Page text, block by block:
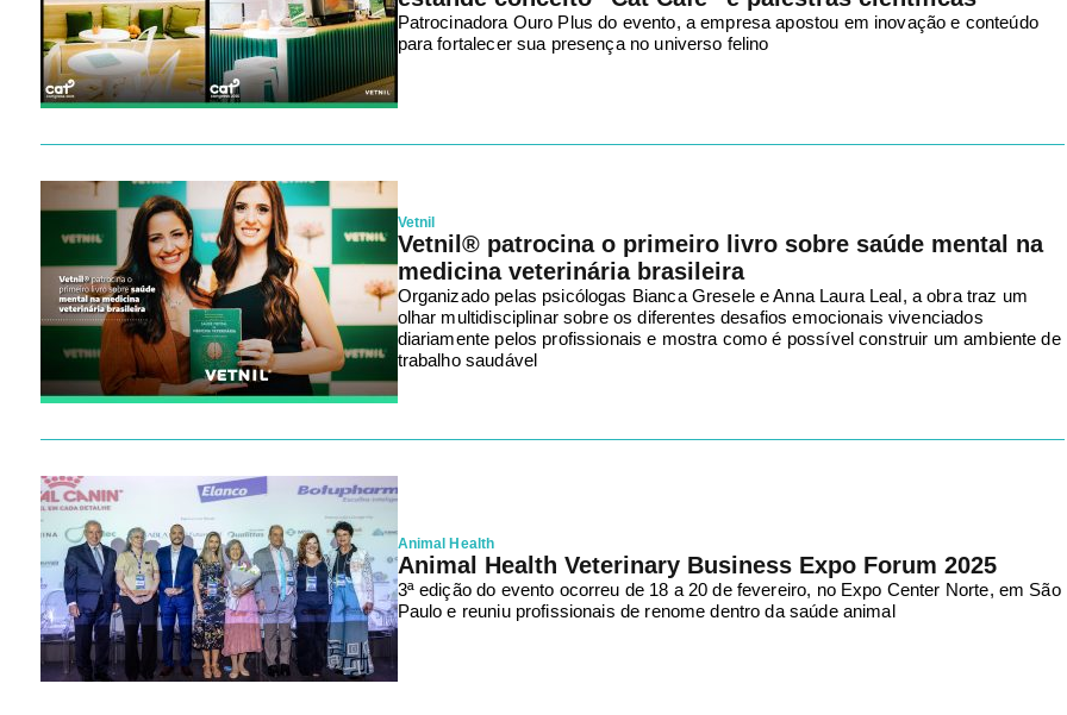
Patrocinadora Ouro Plus do evento, a empresa apostou em inovação e conteúdo
para fortalecer sua presença no universo felino
Vetnil
Vetnil® patrocina o primeiro livro sobre saúde mental na
medicina veterinária brasileira
Organizado pelas psicólogas Bianca Gresele e Anna Laura Leal, a obra traz um
olhar multidisciplinar sobre os diferentes desafios emocionais vivenciados
diariamente pelos profissionais e mostra como é possível construir um ambiente de
trabalho saudável
Animal Health
Animal Health Veterinary Business Expo Forum 2025
3ª edição do evento ocorreu de 18 a 20 de fevereiro, no Expo Center Norte, em São
Paulo e reuniu profissionais de renome dentro da saúde animal